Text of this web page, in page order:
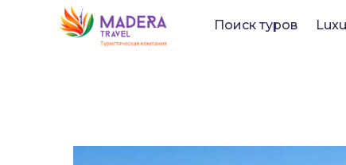
Поиск туров